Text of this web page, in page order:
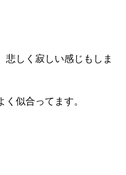
悲しく寂しい感じもしま
似合ってます。